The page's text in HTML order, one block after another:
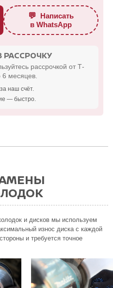
💬 Написать
в WhatsApp
РАССРОЧКУ
рассрочкой от Т-
6 месяцев.
наш счёт.
— быстро.
и дисков мы используем
износ диска с каждой
и требуется точное